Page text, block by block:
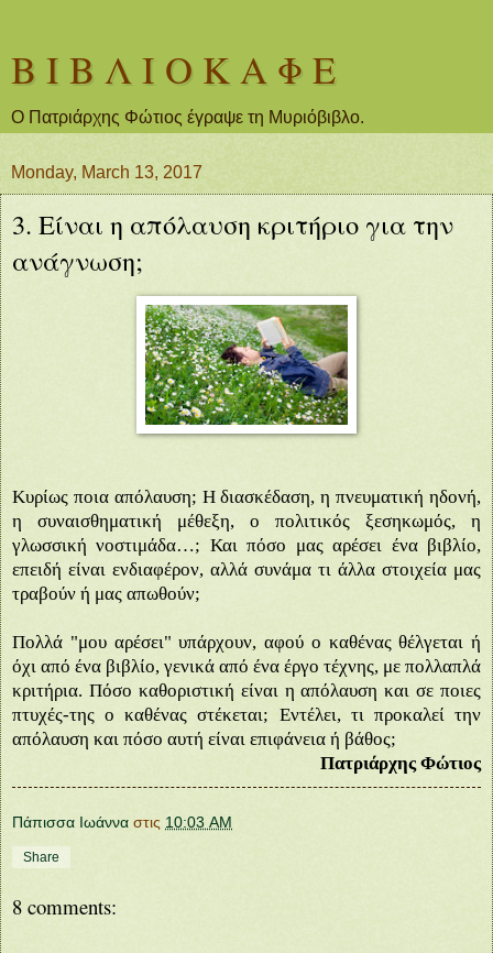
Β Ι Β Λ Ι Ο Κ Α Φ Ε
Ο Πατριάρχης Φώτιος έγραψε τη Μυριόβιβλο.
Monday, March 13, 2017
3. Είναι η απόλαυση κριτήριο για την
ανάγνωση;
Κυρίως ποια απόλαυση; Η διασκέδαση, η πνευματική ηδονή,
η συναισθηματική μέθεξη, ο πολιτικός ξεσηκωμός, η
γλωσσική νοστιμάδα…; Και πόσο μας αρέσει ένα βιβλίο,
επειδή είναι ενδιαφέρον, αλλά συνάμα τι άλλα στοιχεία μας
τραβούν ή μας απωθούν;
Πολλά "μου αρέσει" υπάρχουν, αφού ο καθένας θέλγεται ή
όχι από ένα βιβλίο, γενικά από ένα έργο τέχνης, με πολλαπλά
κριτήρια. Πόσο καθοριστική είναι η απόλαυση και σε ποιες
πτυχές-της ο καθένας στέκεται; Εντέλει, τι προκαλεί την
απόλαυση και πόσο αυτή είναι επιφάνεια ή βάθος;
Πατριάρχης Φώτιος
Πάπισσα Ιωάννα στις 10:03 AM
Share
8 comments: